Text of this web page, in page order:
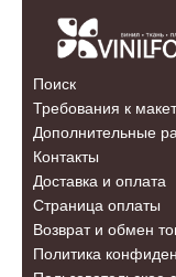
Поиск
Требования к
Дополнительные
Контакты
Доставка и оплата
Страница оплаты
Возврат и обмен
Политика